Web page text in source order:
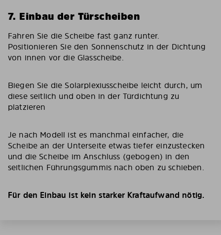
7. Einbau der Türscheiben
Fahren Sie die Scheibe fast ganz runter.
Positionieren Sie den Sonnenschutz in der Dichtung
von innen vor die Glasscheibe.
Biegen Sie die Solarplexiusscheibe leicht durch, um
diese seitlich und oben in der Türdichtung zu
platzieren
Je nach Modell ist es manchmal einfacher, die
Scheibe an der Unterseite etwas tiefer einzustecken
und die Scheibe im Anschluss (gebogen) in den
seitlichen Führungsgummis nach oben zu schieben.
Für den Einbau ist kein starker Kraftaufwand nötig.